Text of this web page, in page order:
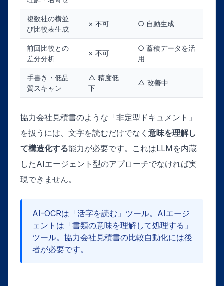
複数社の横並
び比較表生成
× 不可 ○ 自動生成
前回比較との
差分分析
× 不可
○ 蓄積データを活
用
手書き・低品
質スキャン
△ 精度低
下
△ 改善中
協力会社見積書のような「非定型ドキュメント」
を扱うには、文字を読むだけでなく 意味を理解し
て構造化する能力が必要です。これはLLMを内蔵
したAIエージェント型のアプローチでなければ実
現できません。
AI-OCRは「活字を読む」ツール。AIエージ
ェントは「書類の意味を理解して処理する」
ツール。協力会社見積書の比較自動化には後
者が必要です。